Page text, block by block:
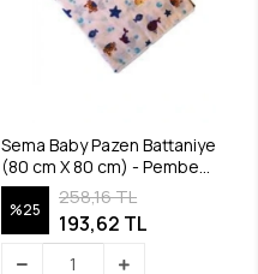
Sema Baby Pazen Battaniye
(80 cm X 80 cm) - Pembe
8682476853117
%25
258,16 TL
193,62 TL